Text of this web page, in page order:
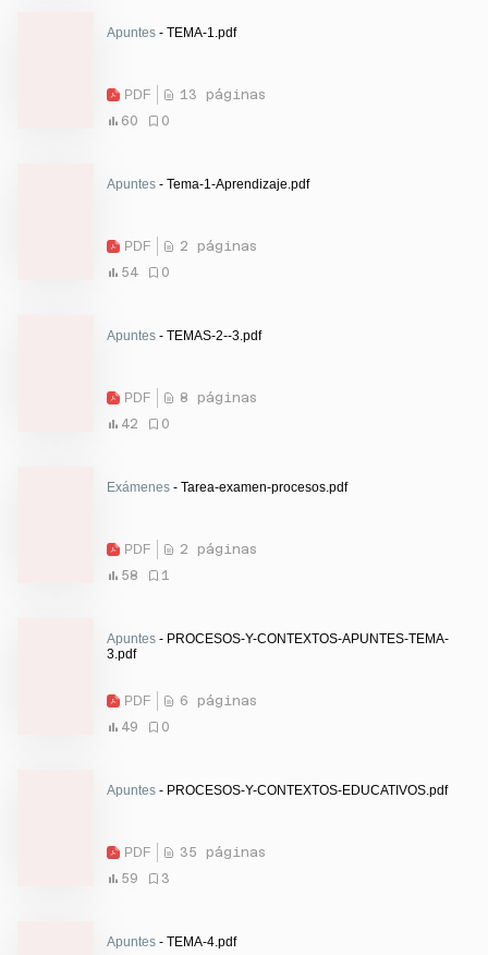
Apuntes - TEMA-1.pdf
PDF
13 páginas
60
0
Apuntes - Tema-1-Aprendizaje.pdf
PDF
2 páginas
54
0
Apuntes - TEMAS-2--3.pdf
PDF
8 páginas
42
0
Exámenes - Tarea-examen-procesos.pdf
PDF
2 páginas
58
1
Apuntes - PROCESOS-Y-CONTEXTOS-APUNTES-TEMA-
3.pdf
PDF
6 páginas
49
0
Apuntes - PROCESOS-Y-CONTEXTOS-EDUCATIVOS.pdf
PDF
35 páginas
59
3
Apuntes - TEMA-4.pdf